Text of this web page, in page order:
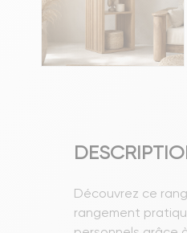
Découvrez ce
rangement